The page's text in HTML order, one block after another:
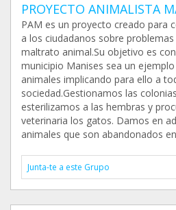
PROYECTO ANIMALISTA
PAM es un proyecto creado para
a los ciudadanos sobre
maltrato animal.Su objetivo es
municipio Manises sea un
animales implicando para ello a
sociedad.Gestionamos las
esterilizamos a las hembras y
veterinaria los gatos. Damos en
animales que son abandonados
Junta-te a este Grupo